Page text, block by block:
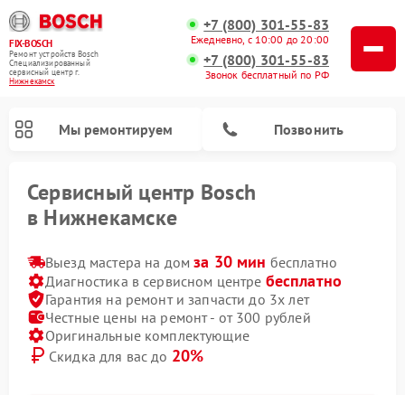
FIX-BOSCH
Ремонт устройств Bosch
Специализированный
cервисный центр г.
Нижнекамск
+7 (800) 301-55-83
Ежедневно, с 10:00 до 20:00
+7 (800) 301-55-83
Звонок бесплатный по РФ
Мы ремонтируем Позвонить
Сервисный центр Bosch
в Нижнекамске
Выезд мастера на домза 30 мин бесплатно
Диагностика в сервисном центре бесплатно
Гарантия на ремонт и запчасти до 3х лет
Честные цены на ремонт - от 300 рублей
Оригинальные комплектующие
Скидка для вас до 20%